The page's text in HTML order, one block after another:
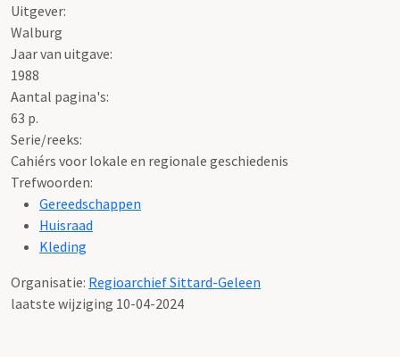
Uitgever:
Walburg
Jaar van uitgave:
1988
Aantal pagina's:
63 p.
Serie/reeks:
Cahiérs voor lokale en regionale geschiedenis
Trefwoorden:
Gereedschappen
Huisraad
Kleding
Organisatie: Regioarchief Sittard-Geleen
laatste wijziging 10-04-2024